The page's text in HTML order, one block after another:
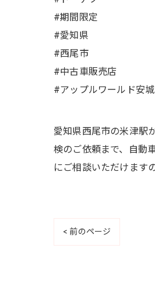
#期間限定
#愛知県
#西尾市
#中古車販売店
#アップルワールド安
愛知県西尾市の米津駅
検のご依頼まで、自動
にご相談いただけます
< 前のページ